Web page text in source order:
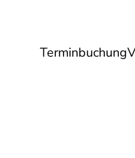
Terminbuchung
Gesundheit